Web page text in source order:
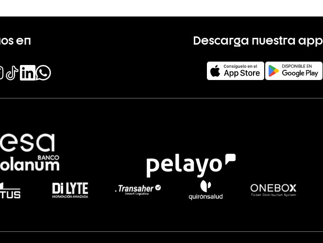
en Descarga nuestra app